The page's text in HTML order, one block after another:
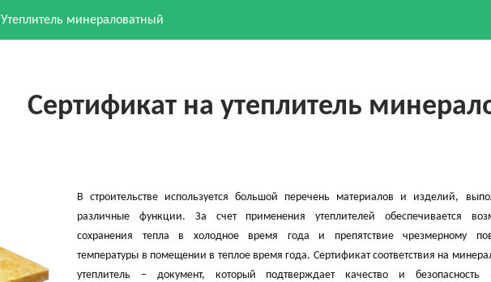
Утеплитель минераловатный
Сертификат на утеплитель
В строительстве используется большой перечень материалов и изделий,
различные функции. За счет применения утеплителей обеспечивается
сохранения тепла в холодное время года и препятствие чрезмерному
температуры в помещении в теплое время года. Сертификат соответствия на
утеплитель – документ, который подтверждает качество и безопасность